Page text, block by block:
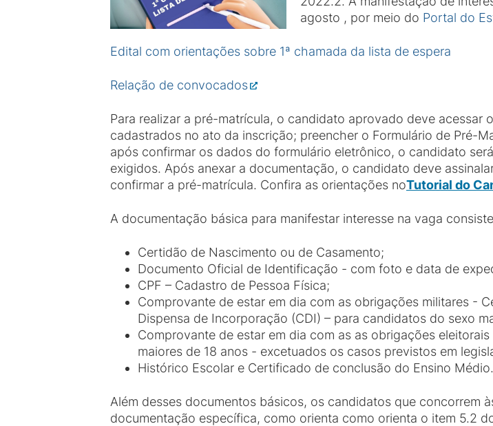
agosto , por meio do Portal do
Edital com orientações sobre 1ª chamada da lista de espera
Relação de convocados
Para realizar a pré-matrícula, o candidato aprovado deve acessar o
cadastrados no ato da inscrição; preencher o Formulário de Pré-
após confirmar os dados do formulário eletrônico, o candidato
exigidos. Após anexar a documentação, o candidato deve
confirmar a pré-matrícula. Confira as orientações noTutorial do
A documentação básica para manifestar interesse na vaga
Certidão de Nascimento ou de Casamento;
Documento Oficial de Identificação - com foto e data de
CPF – Cadastro de Pessoa Física;
Comprovante de estar em dia com as obrigações militares -
Dispensa de Incorporação (CDI) – para candidatos do sexo
Comprovante de estar em dia com as as obrigações
maiores de 18 anos - excetuados os casos previstos em
Histórico Escolar e Certificado de conclusão do Ensino Médio.
Além desses documentos básicos, os candidatos que concorrem
documentação específica, como orienta como orienta o item 5.2